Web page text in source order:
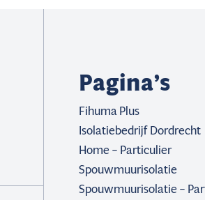
Pagina’s
Fihuma Plus
Isolatiebedrijf Dordrecht
Home – Particulier
Spouwmuurisolatie
Spouwmuurisolatie –